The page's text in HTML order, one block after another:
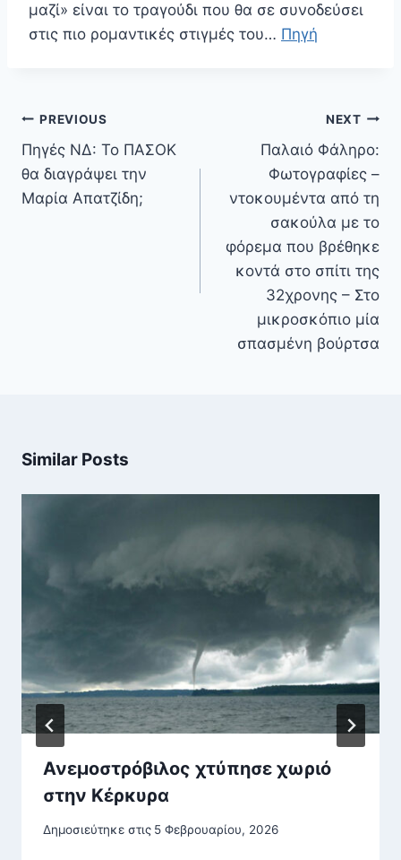
μαζί» είναι το τραγούδι που θα σε συνοδεύσει
στις πιο ρομαντικές στιγμές του… Πηγή
Πλοήγηση
άρθρων
PREVIOUS
Πηγές ΝΔ: Το ΠΑΣΟΚ
θα διαγράψει την
Μαρία Απατζίδη;
NEXT
Παλαιό Φάληρο:
Φωτογραφίες –
ντοκουμέντα από τη
σακούλα με το
φόρεμα που βρέθηκε
κοντά στο σπίτι της
32χρονης – Στο
μικροσκόπιο μία
σπασμένη βούρτσα
Similar Posts
Ανεμοστρόβιλος χτύπησε χωριό
στην Κέρκυρα
Δημοσιεύτηκε στις 5 Φεβρουαρίου, 2026